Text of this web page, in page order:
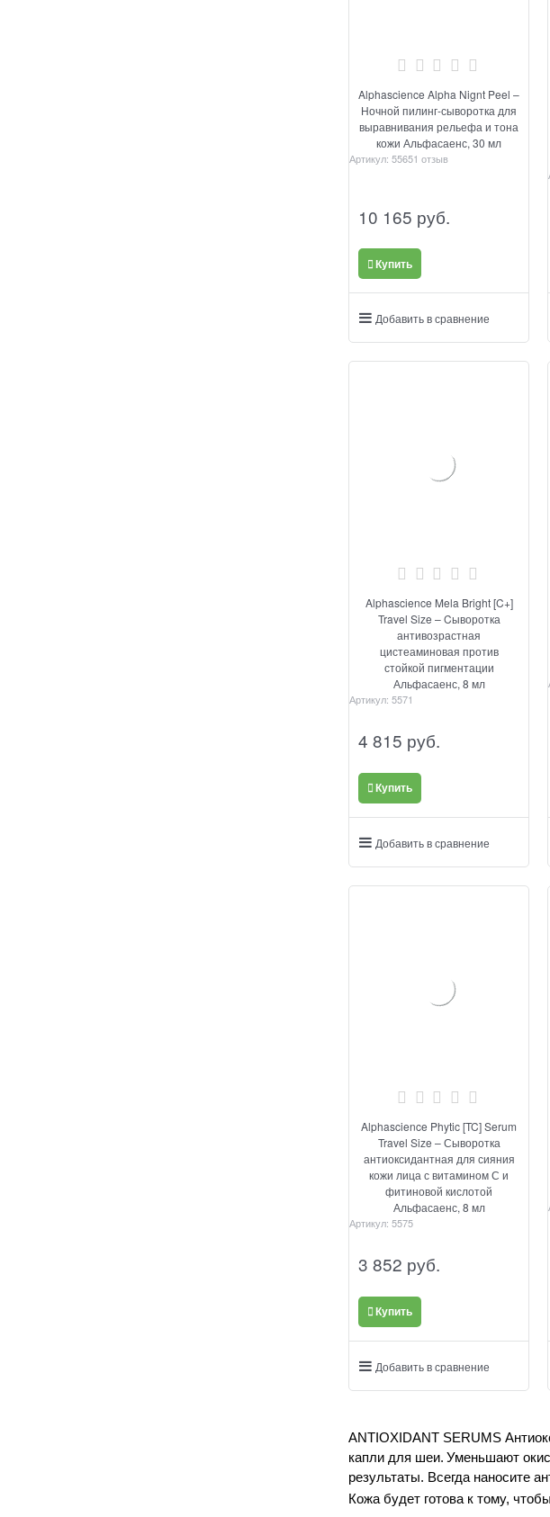
Alphascience Alpha Nignt Peel –
Ночной пилинг-сыворотка для
выравнивания рельефа и тона
кожи Альфасаенс, 30 мл
Артикул: 55651 отзыв
10 165 руб.
Купить
Добавить в сравнение
Alphascience Mela Bright [C+]
Travel Size – Cыворотка
антивозрастная
цистеаминовая против
стойкой пигментации
Альфасаенс, 8 мл
Артикул: 5571
4 815 руб.
Купить
Добавить в сравнение
Alphascience Phytic [TC] Serum
Travel Size – Сыворотка
антиоксидантная для сияния
кожи лица с витамином С и
фитиновой кислотой
Альфасаенс, 8 мл
Артикул: 5575
3 852 руб.
Купить
Добавить в сравнение
ANTIOXIDANT SERUMS
капли для шеи. Уменьшают
результаты. Всегда наносите
Кожа будет готова к тому,